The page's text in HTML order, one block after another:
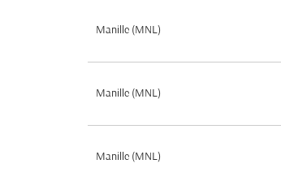
Manille (MNL)
Manille (MNL)
Manille (MNL)